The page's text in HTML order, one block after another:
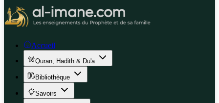
Accueil
Quran, Hadith & Du'a
Bibliothèque
Savoirs